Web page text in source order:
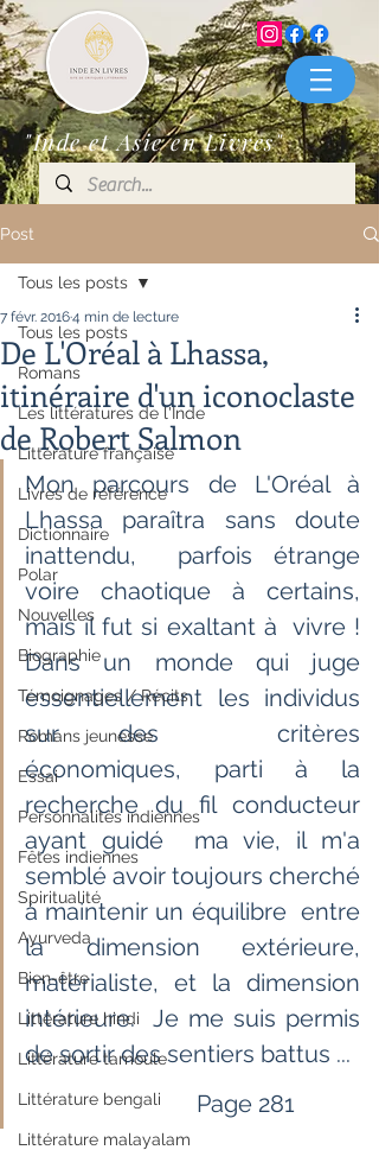
"Inde et Asie en Livres"
Post
Tous les posts
Romans
Les littératures de l'Inde
Littérature française
Livres de référence
Dictionnaire
Polar
Nouvelles
Biographie
Témoignages / Récits
Romans jeunesse
Essai
Personnalités indiennes
Fêtes indiennes
Spiritualité
Ayurveda
Bien-être
Littérature hindi
Littérature tamoule
Littérature bengali
Littérature malayalam
Tous les posts
De L'Oréal à Lhassa,
itinéraire d'un iconoclaste
de Robert Salmon
7 févr. 20164 min de lecture
Mon parcours de L'Oréal à
Lhassa paraîtra sans doute
inattendu,  parfois étrange
voire chaotique à certains,
mais il fut si exaltant à  vivre !
Dans un monde qui juge
essentiellement les individus
sur des  critères
économiques, parti à la
recherche du fil conducteur
ayant guidé  ma vie, il m'a
semblé avoir toujours cherché
à maintenir un équilibre  entre
la dimension extérieure,
matérialiste, et la dimension
intérieure.  Je me suis permis
de sortir des sentiers battus ...